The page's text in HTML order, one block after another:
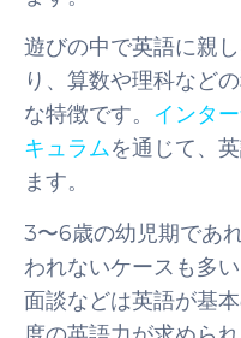
遊びの中で英語に親
り、算数や理科など
な特徴です。 インタ
キュラムを通じて、
ます。
3〜6歳の幼児期であ
われないケースも多
面談などは英語が基